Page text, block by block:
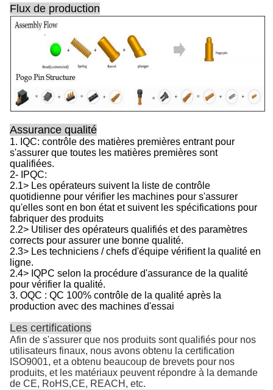
Flux de production
Assurance qualité
1. IQC: contrôle des matières premières entrant pour
s'assurer que toutes les matières premières sont
qualifiées.
2- IPQC:
2.1> Les opérateurs suivent la liste de contrôle
quotidienne pour vérifier les machines pour s'assurer
qu'elles sont en bon état et suivent les spécifications pour
fabriquer des produits
2.2> Utiliser des opérateurs qualifiés et des paramètres
corrects pour assurer une bonne qualité.
2.3> Les techniciens / chefs d'équipe vérifient la qualité en
ligne.
2.4> IQPC selon la procédure d'assurance de la qualité
pour vérifier la qualité.
3. OQC : QC 100% contrôle de la qualité après la
production avec des machines d'essai
Les certifications
Afin de s'assurer que nos produits sont qualifiés pour nos
utilisateurs finaux, nous avons obtenu la certification
ISO9001, et a obtenu beaucoup de brevets pour nos
produits, et les matériaux peuvent répondre à la demande
de CE, RoHS,CE, REACH, etc.